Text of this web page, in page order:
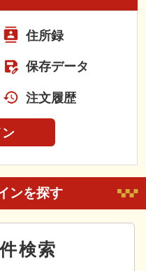
住所録
保存データ
注文履歴
ン
ンを探す
検索